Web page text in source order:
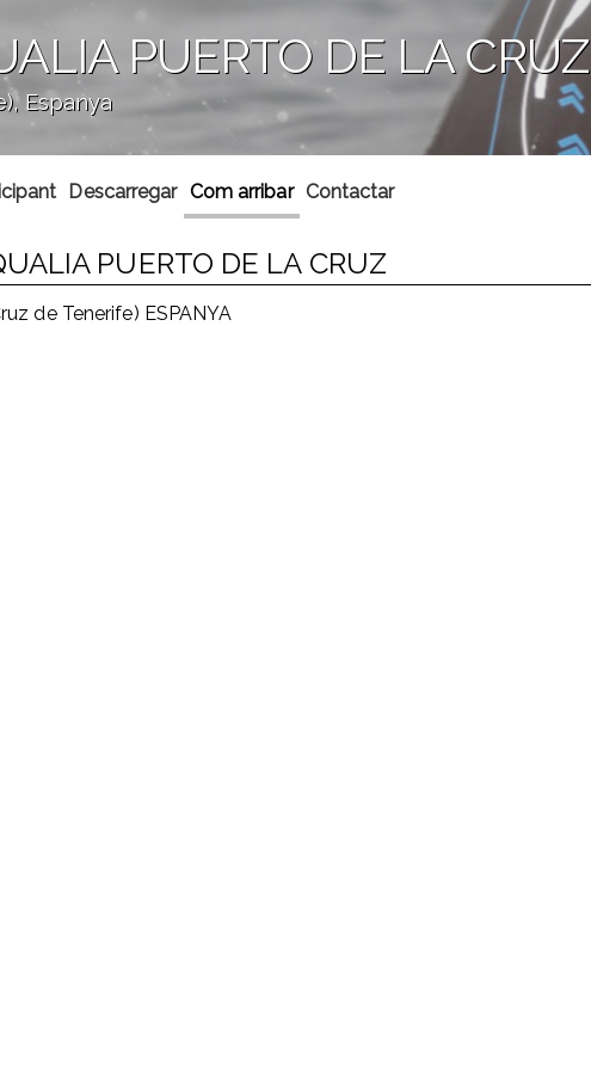
PUERTO DE LA CRUZ
Espanya
Descarregar Com arribar Contactar
PUERTO DE LA CRUZ
de Tenerife) ESPANYA